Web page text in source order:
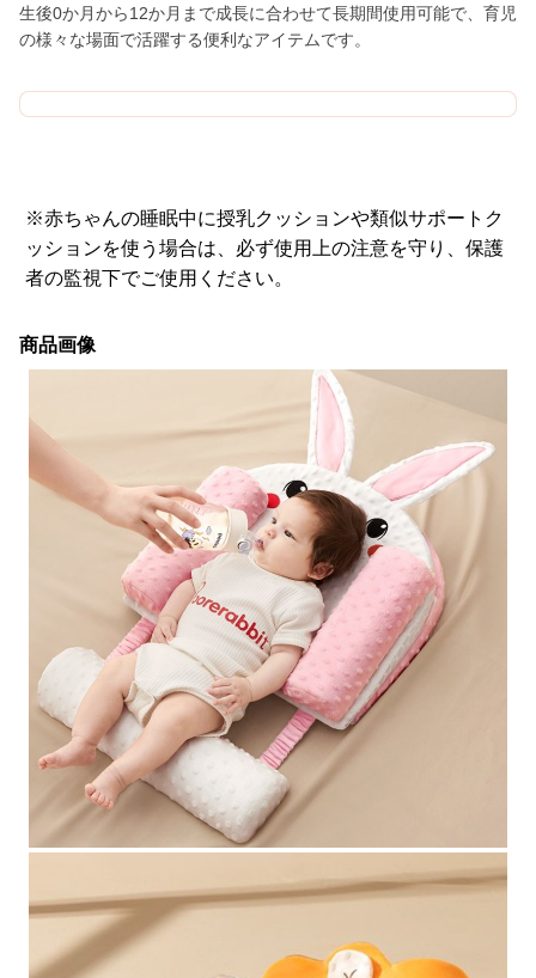
生後0か月から12か月まで成長に合わせて長期間使用可能で、育児
の様々な場面で活躍する便利なアイテムです。
※赤ちゃんの睡眠中に授乳クッションや類似サポートク
ッションを使う場合は、必ず使用上の注意を守り、保護
者の監視下でご使用ください。
商品画像